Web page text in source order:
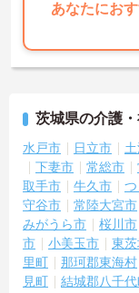
あなたにお
茨城県の介護
水戸市 日立市
下妻市
常総市
取手市
牛久市
守谷市
常陸大宮市
みがうら市
桜川市
市
小美玉市 東
里町
那珂郡東海村
見町
結城郡八千